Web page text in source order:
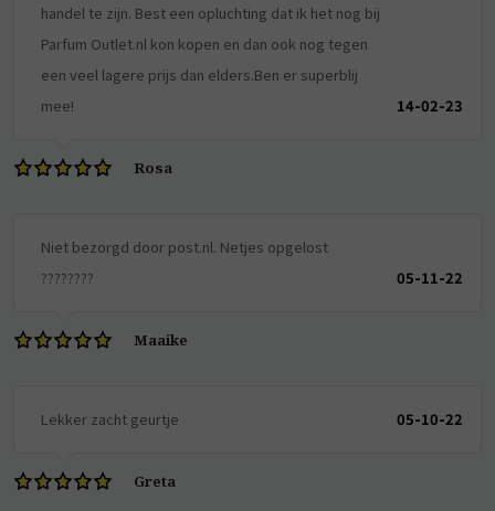
handel te zijn. Best een opluchting dat ik het nog bij
Parfum Outlet.nl kon kopen en dan ook nog tegen
een veel lagere prijs dan elders.Ben er superblij
mee!
14-02-23
Rosa
Niet bezorgd door post.nl. Netjes opgelost
????????
05-11-22
Maaike
Lekker zacht geurtje 05-10-22
Greta